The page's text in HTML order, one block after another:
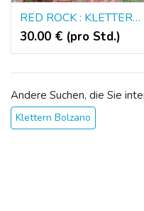
RED ROCK : KLETTERN IM SÜDTIROLER PORPHYR
30.00 € (pro Std.)
Andere Suchen, die Sie
Klettern Bolzano